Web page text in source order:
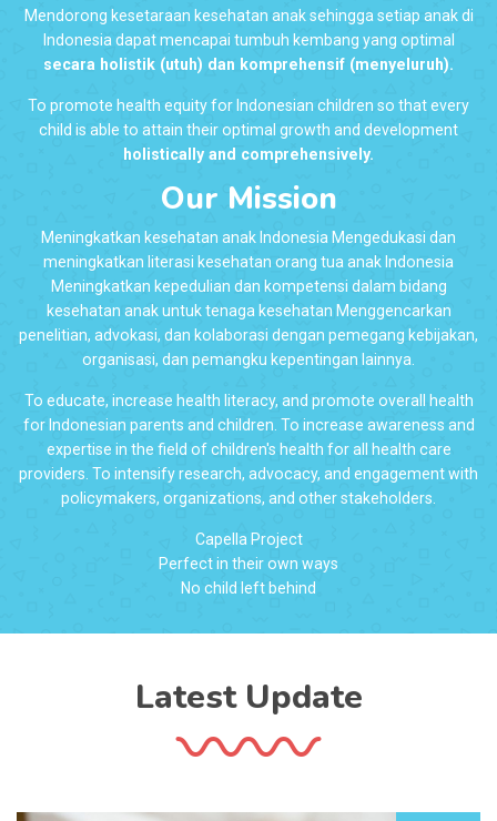
Mendorong kesetaraan kesehatan anak sehingga setiap anak di
Indonesia dapat mencapai tumbuh kembang yang optimal
secara holistik (utuh) dan komprehensif (menyeluruh).
To promote health equity for Indonesian children so that every
child is able to attain their optimal growth and development
holistically and comprehensively.
Our Mission
Meningkatkan kesehatan anak Indonesia Mengedukasi dan
meningkatkan literasi kesehatan orang tua anak Indonesia
Meningkatkan kepedulian dan kompetensi dalam bidang
kesehatan anak untuk tenaga kesehatan Menggencarkan
penelitian, advokasi, dan kolaborasi dengan pemegang kebijakan,
organisasi, dan pemangku kepentingan lainnya.
To educate, increase health literacy, and promote overall health
for Indonesian parents and children. To increase awareness and
expertise in the field of children's health for all health care
providers. To intensify research, advocacy, and engagement with
policymakers, organizations, and other stakeholders.
Capella Project
Perfect in their own ways
No child left behind
Latest Update